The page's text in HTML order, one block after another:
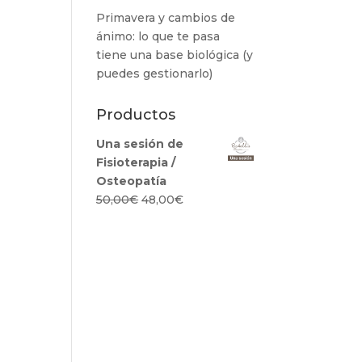
Primavera y cambios de
ánimo: lo que te pasa
tiene una base biológica (y
puedes gestionarlo)
Productos
Una sesión de
Fisioterapia /
Osteopatía
50,00€ El
48,00€El